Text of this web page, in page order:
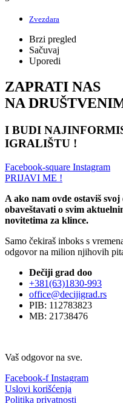
Zvezdara
Brzi pregled
Sačuvaj
Uporedi
ZAPRATI NAS
NA
I BUDI
IGRALIŠTU !
Facebook-square Instagram
PRIJAVI ME !
A ako nam ovde ostaviš
obaveštavati o svim
novitetima za klince.
Samo čekiraš inboks s
odgovor na milion njihovih
Dečiji grad doo
+381(63)1830-993
office@decijigrad.rs
PIB: 112783823
MB: 21738476
Vaš odgovor na sve.
Facebook-f Instagram
Uslovi korišćenja
Politika privatnosti